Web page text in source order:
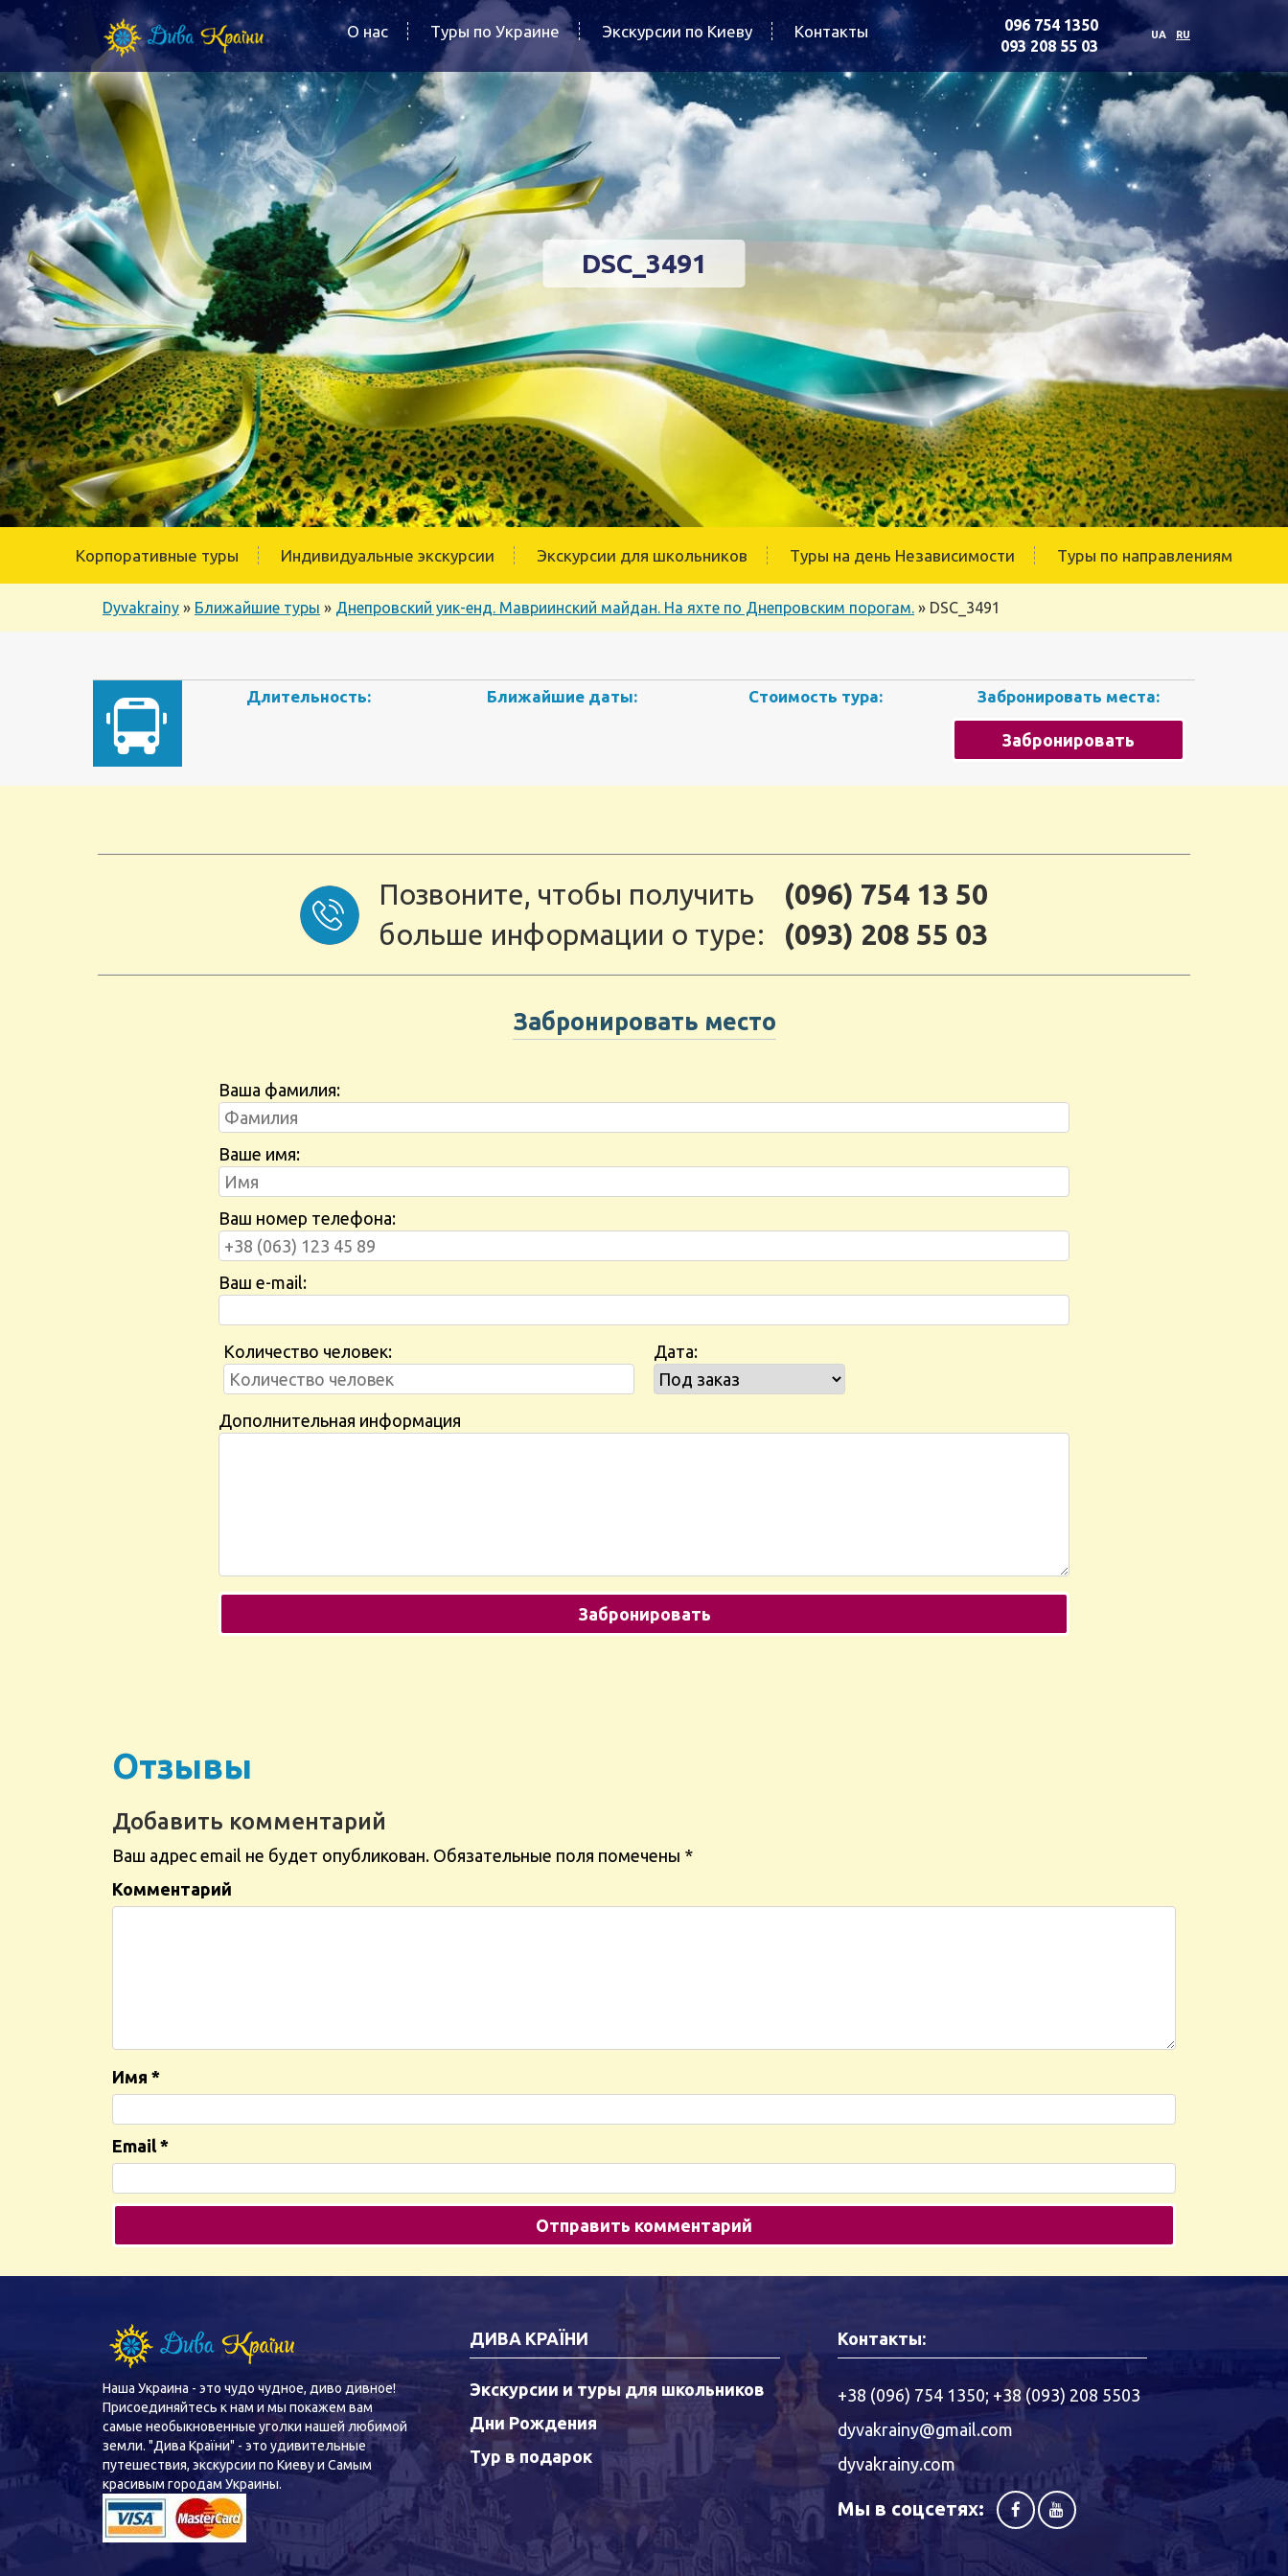
О нас Туры по Украине Экскурсии по Киеву Контакты
096 754 1350
093 208 55 03
UA RU
DSC_3491
Корпоративные туры Индивидуальные экскурсии Экскурсии для школьников Туры на день Независимости Туры по направлениям
Dyvakrainy » Ближайшие туры » Днепровский уик-енд. Мавриинский майдан. На яхте по Днепровским порогам. » DSC_3491
Длительность: Ближайшие даты: Стоимость тура: Забронировать места:
Забронировать
Позвоните, чтобы получить
больше информации о туре:
(096) 754 13 50
(093) 208 55 03
Забронировать место
Ваша фамилия:
Ваше имя:
Ваш номер телефона:
Ваш e-mail:
Количество человек: Дата:
Дополнительная информация
Отзывы
Добавить комментарий
Ваш адрес email не будет опубликован. Обязательные поля помечены *
Комментарий
Имя *
Email *
Наша Украина - это чудо чудное, диво дивное!
Присоединяйтесь к нам и мы покажем вам
самые необыкновенные уголки нашей любимой
земли. "Дива Країни" - это удивительные
путешествия, экскурсии по Киеву и Самым
красивым городам Украины.
ДИВА КРАЇНИ
Экскурсии и туры для школьников
Дни Рождения
Тур в подарок
Контакты:
+38 (096) 754 1350; +38 (093) 208 5503
dyvakrainy@gmail.com
dyvakrainy.com
Мы в соцсетях: